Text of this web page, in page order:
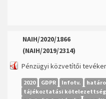
NAIH/2020/1866
(NAIH/2019/2314)
Pénzügyi közvetítői
2020 GDPR Infotv.
tájékoztatási kötelezettség